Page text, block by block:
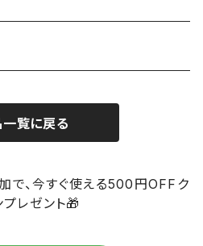
覧に戻る
で、今すぐ使える500円OFFク
レゼント🎁